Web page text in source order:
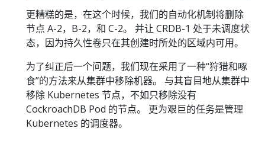
更糟糕的是，在这个时候，我们的自动化机制将删除
节点 A-2，B-2，和 C-2。 并让 CRDB-1 处于未调度状
态，因为持久性卷只在其创建时所处的区域内可用。
为了纠正后一个问题，我们现在采用了一种“狩猎和啄
食”的方法来从集群中移除机器。 与其盲目地从集群中
移除 Kubernetes 节点，不如只移除没有
CockroachDB Pod 的节点。 更为艰巨的任务是管理
Kubernetes 的调度器。